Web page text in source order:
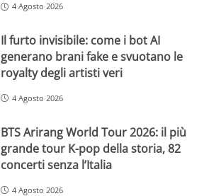
4 Agosto 2026
Il furto invisibile: come i bot AI
generano brani fake e svuotano le
royalty degli artisti veri
4 Agosto 2026
BTS Arirang World Tour 2026: il più
grande tour K-pop della storia, 82
concerti senza l’Italia
4 Agosto 2026